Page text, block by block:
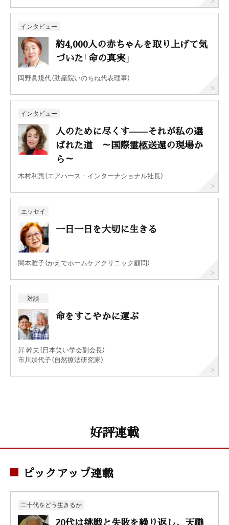
インタビュー
約4,000人の赤ちゃんを取り上げて気
づいた「命の真実」
岡野眞規代（助産院いのちね代表理事）
インタビュー
人のために尽くす——それが私の選
ばれた道 ～国際霊柩送還の現場か
ら～
木村利惠（エアハース・インターナショナル社長）
エッセイ
一日一日を大切に生きる
関本雅子（かえでホームケアクリニック顧問）
対談
命をすこやかに運ぶ
昇 幹夫（日本笑い学会副会長）
市川加代子（自然療法研究家）
好評連載
ピックアップ連載
二十代をどう生きるか
20代は挑戦と失敗を繰り返し、天職